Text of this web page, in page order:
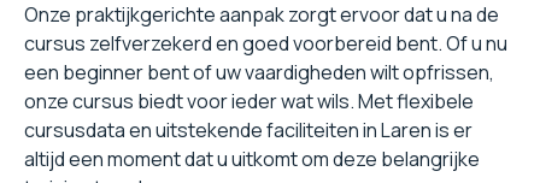
Onze praktijkgerichte aanpak zorgt ervoor dat u na de
cursus zelfverzekerd en goed voorbereid bent. Of u nu
een beginner bent of uw vaardigheden wilt opfrissen,
onze cursus biedt voor ieder wat wils. Met flexibele
cursusdata en uitstekende faciliteiten in Laren is er
altijd een moment dat u uitkomt om deze belangrijke